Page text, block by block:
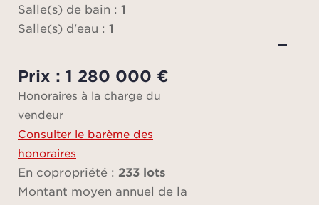
Salle(s) de bain : 1
Salle(s) d'eau : 1
Prix : 1 280 000 €
Honoraires à la charge du
vendeur
Consulter le barème des
honoraires
En copropriété : 233 lots
Montant moyen annuel de la